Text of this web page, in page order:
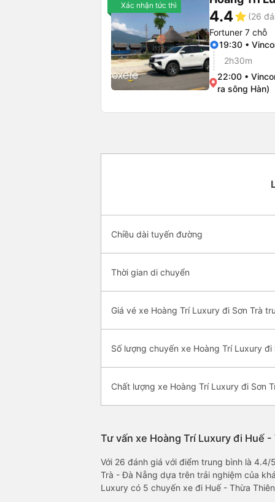
Xác nhận tức thì
4.4star (26
Fortuner 7 chỗ
19:30 •
2h30m
22:00 •
ra sông Hàn)
Chiều dài tuyến đường
Thời gian di chuyển
Giá vé xe Hoàng Trí Luxury đi Sơn Trà
Số lượng chuyến xe Hoàng Trí Luxury đi
Chất lượng xe Hoàng Trí Luxury đi Sơn
Tư vấn xe Hoàng Trí Luxury đi Huế
Với 26 đánh giá với điểm trung bình là
Trà - Đà Nẵng dựa trên trải nghiệm của
Luxury có 5 chuyến xe đi Huế - Thừa